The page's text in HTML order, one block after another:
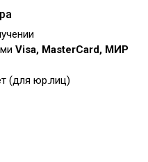
Visa, MasterCard, МИР
(для юр.лиц)